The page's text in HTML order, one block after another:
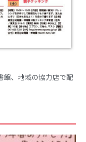
館、地域の協力店で配